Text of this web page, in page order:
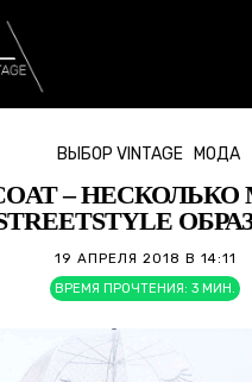
ВЫБОР VINTAGE МОДА
–
19 АПРЕЛЯ 2018 В 14:11
ВРЕМЯ ПРОЧТЕНИЯ: 3 МИН.